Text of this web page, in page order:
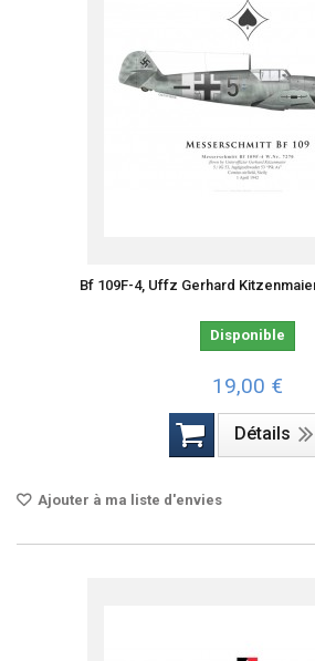
Bf 109F-4, Uffz Gerhard
Disponible
19,00 €
Détails
Ajouter à ma liste d'envies